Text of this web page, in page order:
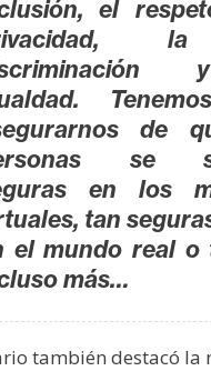
el
de
se
en los
tan
el mundo real o
más…
también destacó la